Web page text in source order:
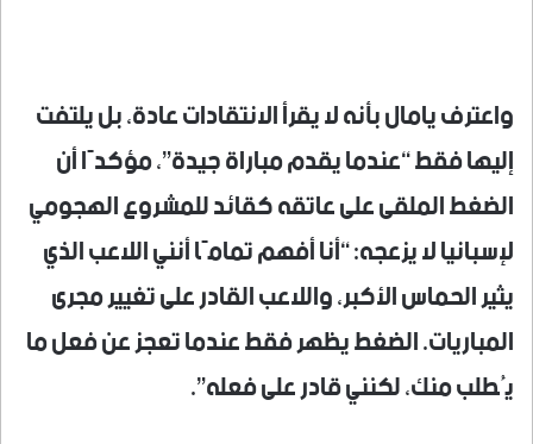
واعترف يامال بأنه لا يقرأ الانتقادات عادة، بل يلتفت
إليها فقط “عندما يقدم مباراة جيدة”، مؤكدًا أن
الضغط الملقى على عاتقه كقائد للمشروع الهجومي
لإسبانيا لا يزعجه: “أنا أفهم تمامًا أنني اللاعب الذي
يثير الحماس الأكبر، واللاعب القادر على تغيير مجرى
المباريات. الضغط يظهر فقط عندما تعجز عن فعل ما
يُطلب منك، لكنني قادر على فعله”.